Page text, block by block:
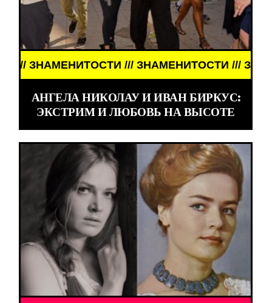
/// ЗНАМЕНИТОСТИ ///
АНГЕЛА НИКОЛАУ И ИВАН БИРКУС:
ЭКСТРИМ И ЛЮБОВЬ НА ВЫСОТЕ